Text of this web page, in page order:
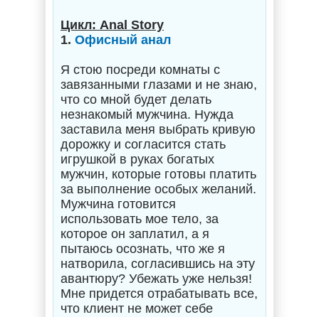
Цикл: Anal Story
1. Офисный анал
Я стою посреди комнаты с
завязанными глазами и не знаю,
что со мной будет делать
незнакомый мужчина. Нужда
заставила меня выбрать кривую
дорожку и согласится стать
игрушкой в руках богатых
мужчин, которые готовы платить
за выполнение особых желаний.
Мужчина готовится
использовать мое тело, за
которое он заплатил, а я
пытаюсь осознать, что же я
натворила, согласившись на эту
авантюру? Убежать уже нельзя!
Мне придется отрабатывать все,
что клиент не может себе